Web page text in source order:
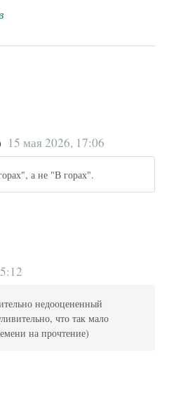
15 мая 2026, 17:06
а не "В горах".
недооцененный
что так мало
на прочтение)